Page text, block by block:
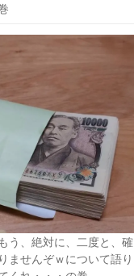
う、絶対に、二度と、確
ませんぞｗについて語り